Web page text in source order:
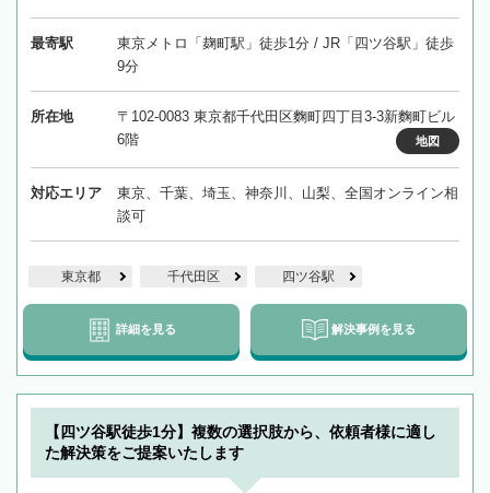
最寄駅
東京メトロ「麹町駅」徒歩1分 / JR「四ツ谷駅」徒歩
9分
所在地
〒102-0083 東京都千代田区麴町四丁目3-3新麴町ビル
6階
地図
対応エリア
東京、千葉、埼玉、神奈川、山梨、全国オンライン相
談可
東京都 千代田区 四ツ谷駅
詳細を見る 解決事例を見る
【四ツ谷駅徒歩1分】複数の選択肢から、依頼者様に適し
た解決策をご提案いたします